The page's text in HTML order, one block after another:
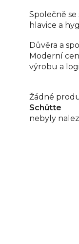
Společně
hlavice a
Důvěra a
Moderní
výrobu a
Žádné
Schütte
nebyly